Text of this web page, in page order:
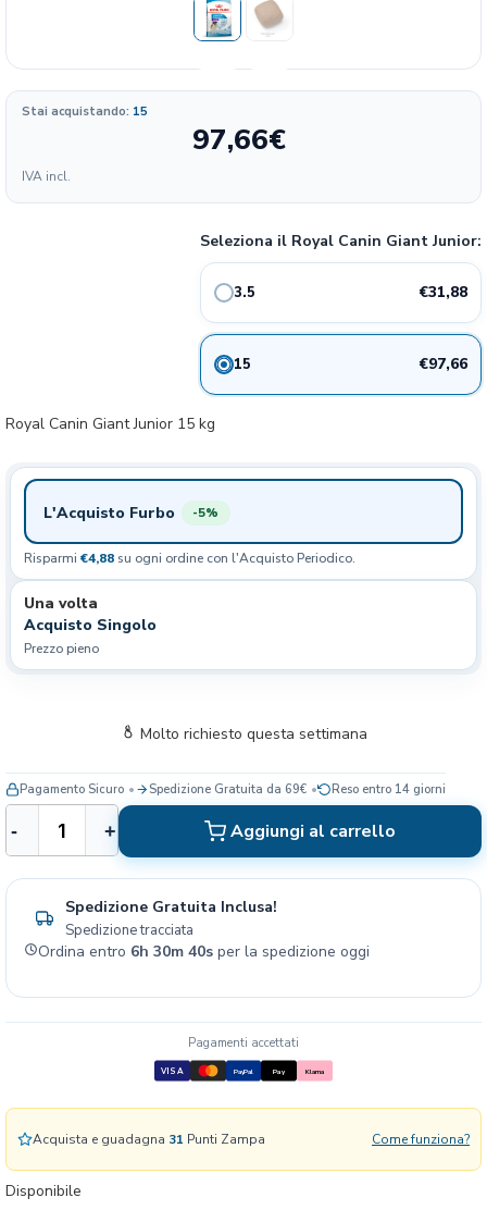
Disponibile
Stai acquistando: 15
97,66€
IVA incl.
Seleziona il Royal Canin Giant Junior:
3.5 €31,88
15 €97,66
3.5 kg 20% 31.88€
6.51
€/KG
Royal Canin Giant Junior 15 kg
L'Acquisto Furbo -5%
Risparmi €4,88 su ogni ordine con l'Acquisto Periodico.
Una volta
Acquisto Singolo
Prezzo pieno
o
y
C
a
t
J
u
- + Aggiungi al carrello
Molto richiesto questa settimana
Pagamento Sicuro Spedizione Gratuita da 69€ Reso entro 14 giorni
Spedizione Gratuita Inclusa!
Spedizione tracciata
Ordina entro 6h 30m 39s per la spedizione oggi
Acquista e guadagna 31 Punti Zampa Come funziona?
Pagamenti accettati
VISA PayPal Pay Klarna